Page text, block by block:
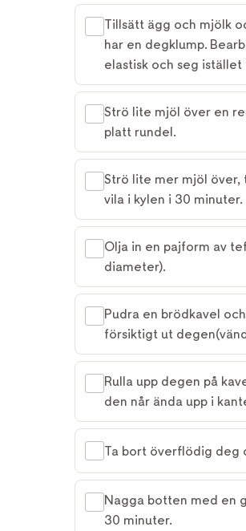
Tillsätt ägg och mjölk
har en degklump.
elastisk och seg
Strö lite mjöl över en
platt rundel.
Strö lite mer mjöl
vila i kylen i 30 minuter.
Olja in en pajform av
diameter).
Pudra en brödkavel
försiktigt ut
Rulla upp degen på
den når ända upp i
Ta bort överflödig deg
Nagga botten med en
30 minuter.